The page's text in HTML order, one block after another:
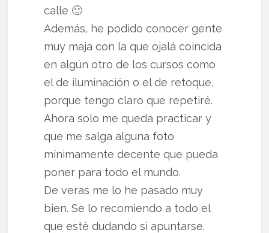
calle 🙂
Además, he podido conocer gente
muy maja con la que ojalá coincida
en algún otro de los cursos como
el de iluminación o el de retoque,
porque tengo claro que repetiré.
Ahora solo me queda practicar y
que me salga alguna foto
mínimamente decente que pueda
poner para todo el mundo.
De veras me lo he pasado muy
bien. Se lo recomiendo a todo el
que esté dudando si apuntarse.